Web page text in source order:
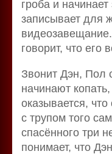
гроба и
записывает для
говорит, что его
Звонит Дэн, Пол
начинают
оказывается,
с трупом того
спасённого три
понимает, что